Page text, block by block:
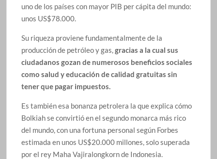
uno de los países con mayor PIB per cápita del mundo:
unos US$78.000.
Su riqueza proviene fundamentalmente de la
producción de petróleo y gas,gracias a la cual sus
ciudadanos gozan de numerosos beneficios sociales
como salud y educación de calidad gratuitas sin
tener que pagar impuestos.
Es también esa bonanza petrolera la que explica cómo
Bolkiah se convirtió en el segundo monarca más rico
del mundo, con una fortuna personal según Forbes
estimada en unos US$20.000 millones, solo superada
por el rey Maha Vajiralongkorn de Indonesia.